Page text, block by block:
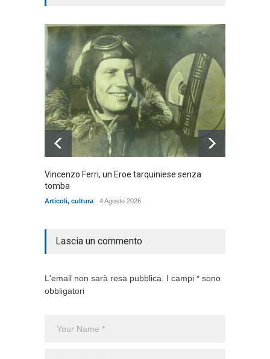
Vincenzo Ferri, un Eroe tarquiniese senza
tomba
Articoli, cultura 4 Agosto 2026
Lascia un commento
L'email non sarà resa pubblica. I campi * sono
obbligatori